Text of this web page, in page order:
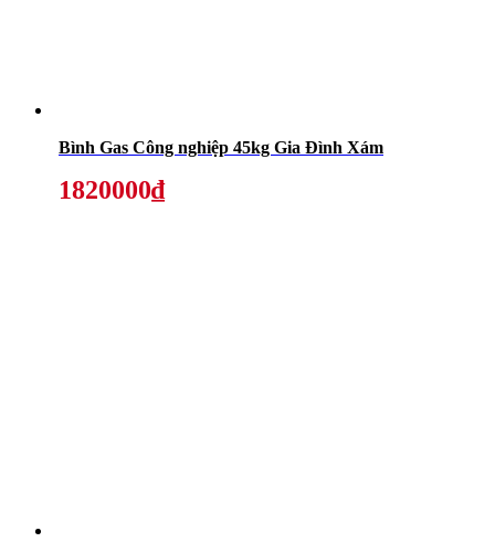
Bình Gas Công nghiệp 45kg Gia Đình Xám
1820000₫